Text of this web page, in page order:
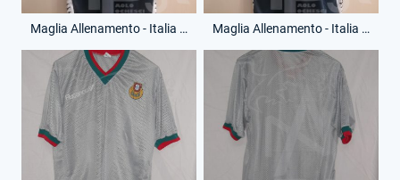
Maglia Allenamento - Italia - Virtus Roma - Anno 2014-15 - (Fronte) Maglia Allenamento - Italia - Virtus Roma - Anno 2014-15 - (Retro)